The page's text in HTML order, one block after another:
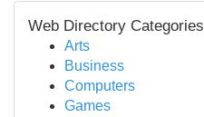
Web Directory Categories
Arts
Business
Computers
Games